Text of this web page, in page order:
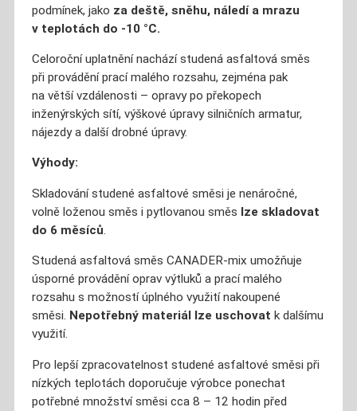
podmínek, jako za deště, sněhu, náledí a mrazu
v teplotách do -10 °C.
Celoroční uplatnění nachází studená asfaltová směs
při provádění prací malého rozsahu, zejména pak
na větší vzdálenosti – opravy po překopech
inženýrských sítí, výškové úpravy silničních armatur,
nájezdy a další drobné úpravy.
Výhody:
Skladování studené asfaltové směsi je nenáročné,
volně loženou směs i pytlovanou směs lze skladovat
do 6 měsíců.
Studená asfaltová směs CANADER‑mix umožňuje
úsporné provádění oprav výtluků a prací malého
rozsahu s možností úplného využití nakoupené
směsi. Nepotřebný materiál lze uschovat k dalšímu
využití.
Pro lepší zpracovatelnost studené asfaltové směsi při
nízkých teplotách doporučuje výrobce ponechat
potřebné množství směsi cca 8 – 12 hodin před